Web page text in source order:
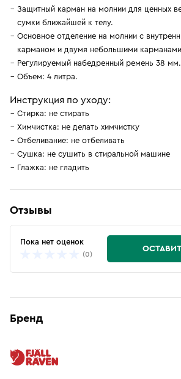
Защитный карман на молнии для ценных
сумки ближайшей к телу.
Основное отделение на молнии с
карманом и двумя небольшими
Регулируемый набедренный ремень 38 мм.
Объем: 4 литра.
Инструкция по уходу:
Стирка: не стирать
Химчистка: не делать химчистку
Отбеливание: не отбеливать
Сушка: не сушить в стиральной машине
Глажка: не гладить
Отзывы
Пока нет оценок
(0)
Бренд